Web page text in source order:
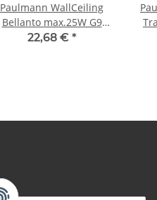
Paulmann WallCeiling
Bellanto max.25W G9
Chrom/Opal 230V
22,68 € *